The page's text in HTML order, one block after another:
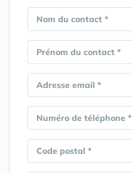
Nom du contact *
Prénom du contact *
Adresse email *
Numéro de téléphone *
Code postal *